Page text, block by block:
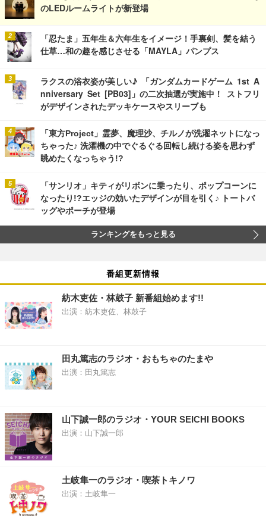
のLEDルームライトが新登場
「忍たま」五年生＆六年生をイメージ！手裏剣、髪を結う
仕草…和の趣を感じさせる「MAYLA」パンプス
ラクスの浴衣姿が美しい♪ 「ガンダムカードゲーム 1st A
nniversary Set [PB03]」の二次抽選が実施中！ ストフリ
がデザインされたデッキケースやスリーブも
「東方Project」霊夢、魔理沙、チルノが洗濯ネットになっ
ちゃった♪ 洗濯機の中でぐるぐる回転し続ける姿を思わず
眺めたくなっちゃう!?
「サンリオ」キティがリボンに乗ったり、ポップコーンに
なったり!?エッジの効いたデザインが目を引く♪ トートバ
ッグやポーチが登場
ランキングをもっと見る
番組更新情報
紡木吏佐・林鼓子 新番組始めます!!
出演：紡木吏佐、林鼓子
田丸篤志のラジオ・おもちゃのたまや
出演：田丸篤志
山下誠一郎のラジオ・YOUR SEICHI BOOKS
出演：山下誠一郎
土岐隼一のラジオ・喫茶トキノワ
出演：土岐隼一